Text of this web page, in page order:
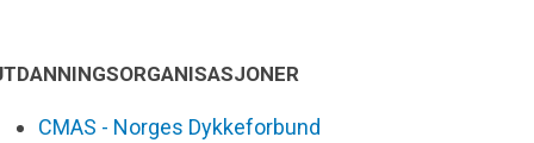
CMAS - Norges Dykkeforbund